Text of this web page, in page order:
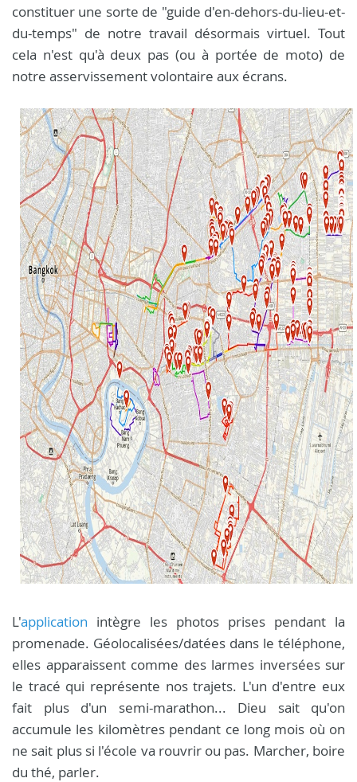
constituer une sorte de "guide d'en-dehors-du-lieu-et-
du-temps" de notre travail désormais virtuel. Tout
cela n'est qu'à deux pas (ou à portée de moto) de
notre asservissement volontaire aux écrans.
L'application intègre les photos prises pendant la
promenade. Géolocalisées/datées dans le téléphone,
elles apparaissent comme des larmes inversées sur
le tracé qui représente nos trajets. L'un d'entre eux
fait plus d'un semi-marathon... Dieu sait qu'on
accumule les kilomètres pendant ce long mois où on
ne sait plus si l'école va rouvrir ou pas. Marcher, boire
du thé, parler.